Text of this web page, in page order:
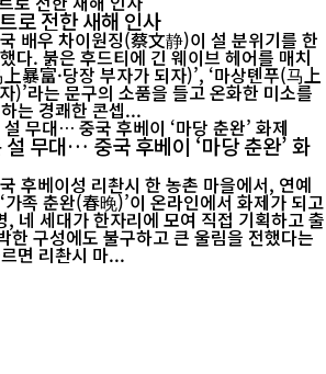
로 전한 새해 인사
배우 차이원징(蔡文静)이 설 분위기를 한
다. 붉은 후드티에 긴 웨이브 헤어를 매치
暴富·당장 부자가 되자)’, ‘마상톈푸(马上
)’라는 문구의 소품을 들고 온화한 미소를
는 경쾌한 콘셉...
무대… 중국 후베이 ‘마당 춘완’ 화
후베이성 리촨시 한 농촌 마을에서, 연예
가족 춘완(春晚)’이 온라인에서 화제가 되고
네 세대가 한자리에 모여 직접 기획하고 출
한 구성에도 불구하고 큰 울림을 전했다는
따르면 리촨시 마...